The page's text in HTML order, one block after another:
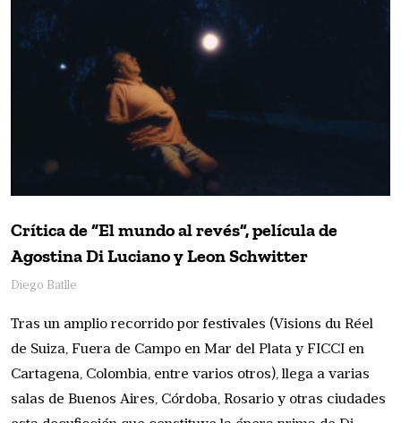
Crítica de “El mundo al revés”, película de
Agostina Di Luciano y Leon Schwitter
Diego Batlle
Tras un amplio recorrido por festivales (Visions du Réel
de Suiza, Fuera de Campo en Mar del Plata y FICCI en
Cartagena, Colombia, entre varios otros), llega a varias
salas de Buenos Aires, Córdoba, Rosario y otras ciudades